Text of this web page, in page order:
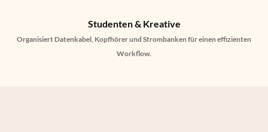
Studenten & Kreative
Organisiert Datenkabel, Kopfhörer und Strombanken für einen effizienten
Workflow.